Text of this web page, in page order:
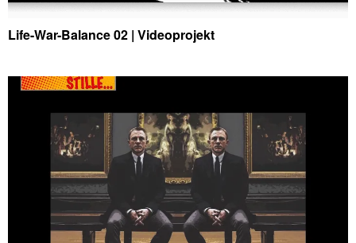
Life-War-Balance 02 | Videoprojekt